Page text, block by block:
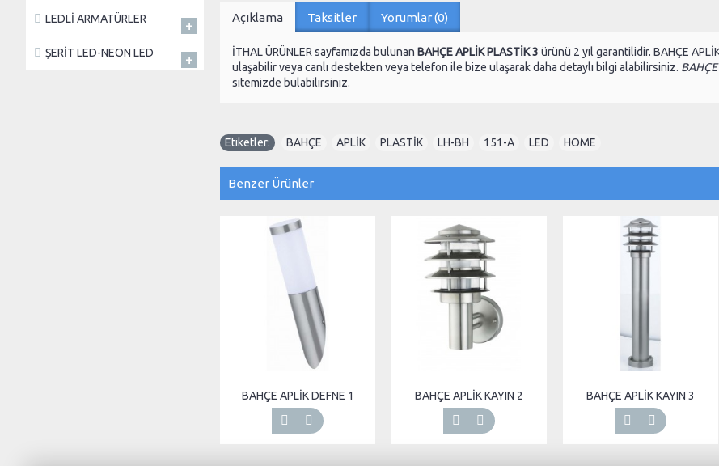
LEDLİ ARMATÜRLER +
ŞERİT LED-NEON LED +
Açıklama Taksitler Yorumlar (0)
İTHAL ÜRÜNLER sayfamızda bulunan BAHÇE APLİK PLASTİK 3 ürünü 2 yıl garantilidir. BAHÇE
ulaşabilir veya canlı destekten veya telefon ile bize ulaşarak daha detaylı bilgi alabilirsiniz.
sitemizde bulabilirsiniz.
Etiketler: BAHÇE APLİK PLASTİK LH-BH 151-A LED HOME
Benzer Ürünler
BAHÇE APLİK DEFNE 1 BAHÇE APLİK KAYIN 2 BAHÇE APLİK KAYIN 3